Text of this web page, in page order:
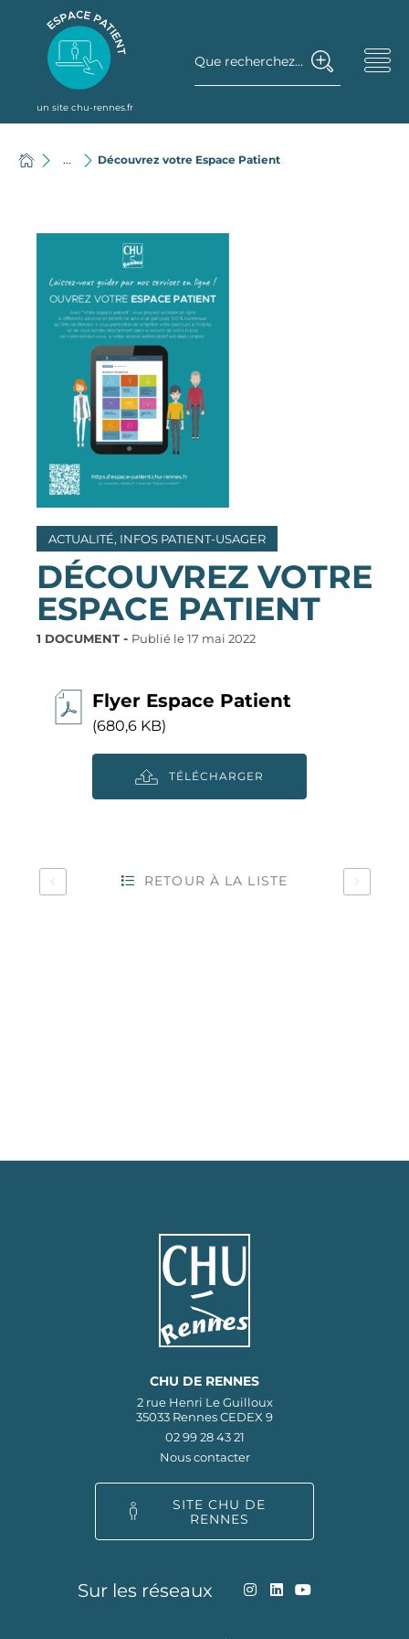
un site chu-rennes.fr
Que recherchez-vous ?
... Découvrez votre Espace Patient
ACTUALITÉ, INFOS PATIENT-USAGER
DÉCOUVREZ VOTRE
ESPACE PATIENT
1 DOCUMENT Publié le17 mai 2022
Flyer Espace Patient
(680,6 KB)
TÉLÉCHARGER
RETOUR À LA LISTE
CHU DE RENNES
2 rue Henri Le Guilloux
35033 Rennes CEDEX 9
02 99 28 43 21
Nous contacter
SITE CHU DE
RENNES
Sur les réseaux